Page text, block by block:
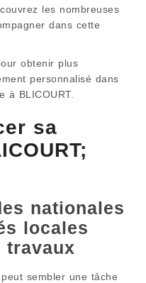
les nombreuses
dans cette
obtenir plus
personnalisé dans
à BLICOURT.
sa
nationales
locales
travaux
sembler une tâche